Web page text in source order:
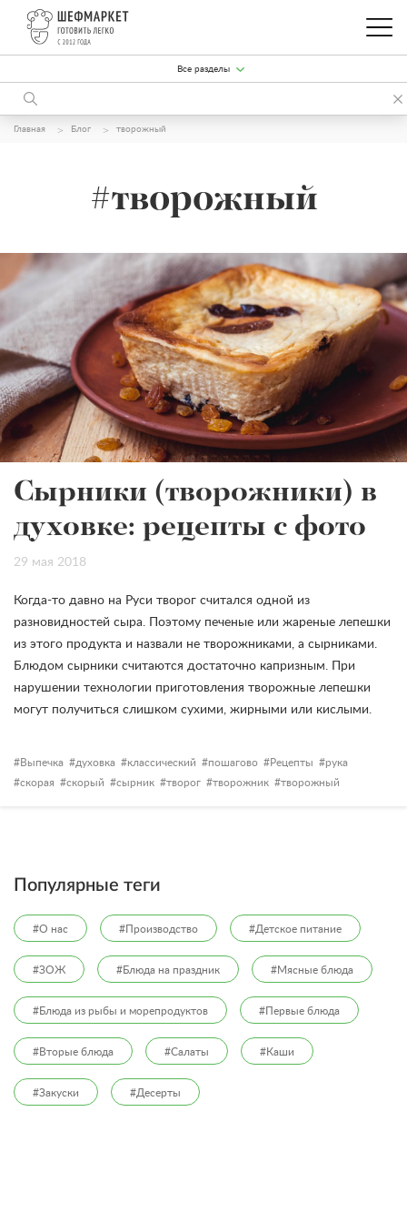
Все разделы
Главная Блог творожный
#творожный
Сырники (творожники) в
духовке: рецепты с фото
29 мая 2018
Когда-то давно на Руси творог считался одной из
разновидностей сыра. Поэтому печеные или жареные лепешки
из этого продукта и назвали не творожниками, а сырниками.
Блюдом сырники считаются достаточно капризным. При
нарушении технологии приготовления творожные лепешки
могут получиться слишком сухими, жирными или кислыми.
Выпечка духовка классический пошагово Рецепты
рука
скорая
скорый сырник творог творожник творожный
Популярные теги
#О нас #Производство #Детское питание
#ЗОЖ #Блюда на праздник #Мясные блюда
#Блюда из рыбы и морепродуктов #Первые блюда
#Вторые блюда #Салаты #Каши
#Закуски #Десерты